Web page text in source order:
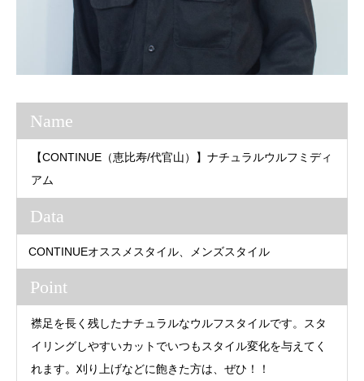
Name
【CONTINUE（恵比寿/代官山）】ナチュラルウルフミディ
アム
Data
CONTINUEオススメスタイル、メンズスタイル
Point
襟足を長く残したナチュラルなウルフスタイルです。スタ
イリングしやすいカットでいつもスタイル変化を与えてく
れます。刈り上げなどに飽きた方は、ぜひ！！